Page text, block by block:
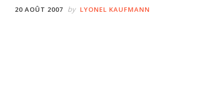
20 AOÛT 2007 by LYONEL KAUFMANN